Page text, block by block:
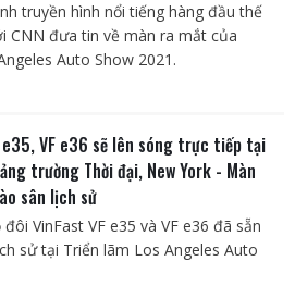
truyền hình nổi tiếng hàng đầu thế
CNN đưa tin về màn ra mắt của
Auto Show 2021.
e35, VF e36 sẽ lên sóng trực tiếp tại
trường Thời đại, New York - Màn
sân lịch sử
đôi VinFast VF e35 và VF e36 đã sẵn
sử tại Triển lãm Los Angeles Auto